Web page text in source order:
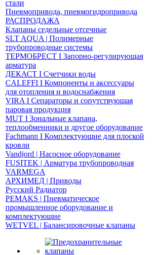
стали
Пневмопривода, пневмогидропривода
РАСПРОДАЖА
Клапаны седельные отсечные
SLT AQUA | Полимерные
трубопроводные системы
ТЕРМОБРЕСТ І Запорно-регулирующая
арматура
ДЕКАСТ І Счетчики воды
CALEFFI І Компоненты и аксессуары
для отопления и водоснабжения
VIRA І Сепараторы и сопутствующая
паровая продукция
MUT І Зональные клапана,
теплообменники и другое оборудование
Fachmann І Комплектующие для плоской
кровли
Vandjord | Насосное оборудование
FUSITEK | Арматура трубопроводная
VARMEGA
АРХИМЕД | Приводы
Русский Радиатор
PEMAKS | Пневматическое
промышленное оборудование и
комплектующие
WETVEL | Балансировочные клапаны